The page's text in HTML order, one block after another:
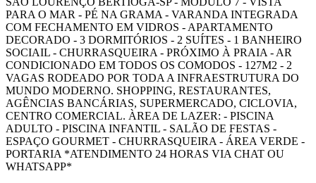
PARA O MAR - PÉ NA GRAMA - VARANDA INTEGRADA
COM FECHAMENTO EM VIDROS - APARTAMENTO
DECORADO - 3 DORMITÓRIOS - 2 SUÍTES - 1 BANHEIRO
SOCIAIL - CHURRASQUEIRA - PRÓXIMO À PRAIA - AR
CONDICIONADO EM TODOS OS COMODOS - 127M2 - 2
VAGAS RODEADO POR TODA A INFRAESTRUTURA DO
MUNDO MODERNO. SHOPPING, RESTAURANTES,
AGÊNCIAS BANCÁRIAS, SUPERMERCADO, CICLOVIA,
CENTRO COMERCIAL. ÀREA DE LAZER: - PISCINA
ADULTO - PISCINA INFANTIL - SALÃO DE FESTAS -
ESPAÇO GOURMET - CHURRASQUEIRA - ÁREA VERDE -
PORTARIA *ATENDIMENTO 24 HORAS VIA CHAT OU
WHATSAPP*